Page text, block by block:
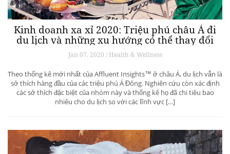
Kinh doanh xa xỉ 2020: Triệu phú châu Á đi
du lịch và những xu hướng có thể thay đổi
ngành du lịch thượng lưu
Jan 07, 2020 / Health & Wellness
Theo thống kê mới nhất của Affluent Insights™ ở châu Á, du lịch vẫn là
sở thích hàng đầu của các triệu phú Á Đông. Nghiên cứu còn xác định
các sở thích đặc biệt của nhóm này và thống kê họ đã chi tiêu bao
nhiêu cho du lịch so với các lĩnh vực […]